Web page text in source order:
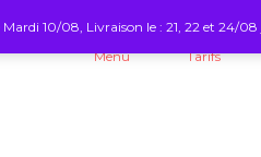
Menu Tarifs
10/08, Livraison le : 21, 22 et 24/08